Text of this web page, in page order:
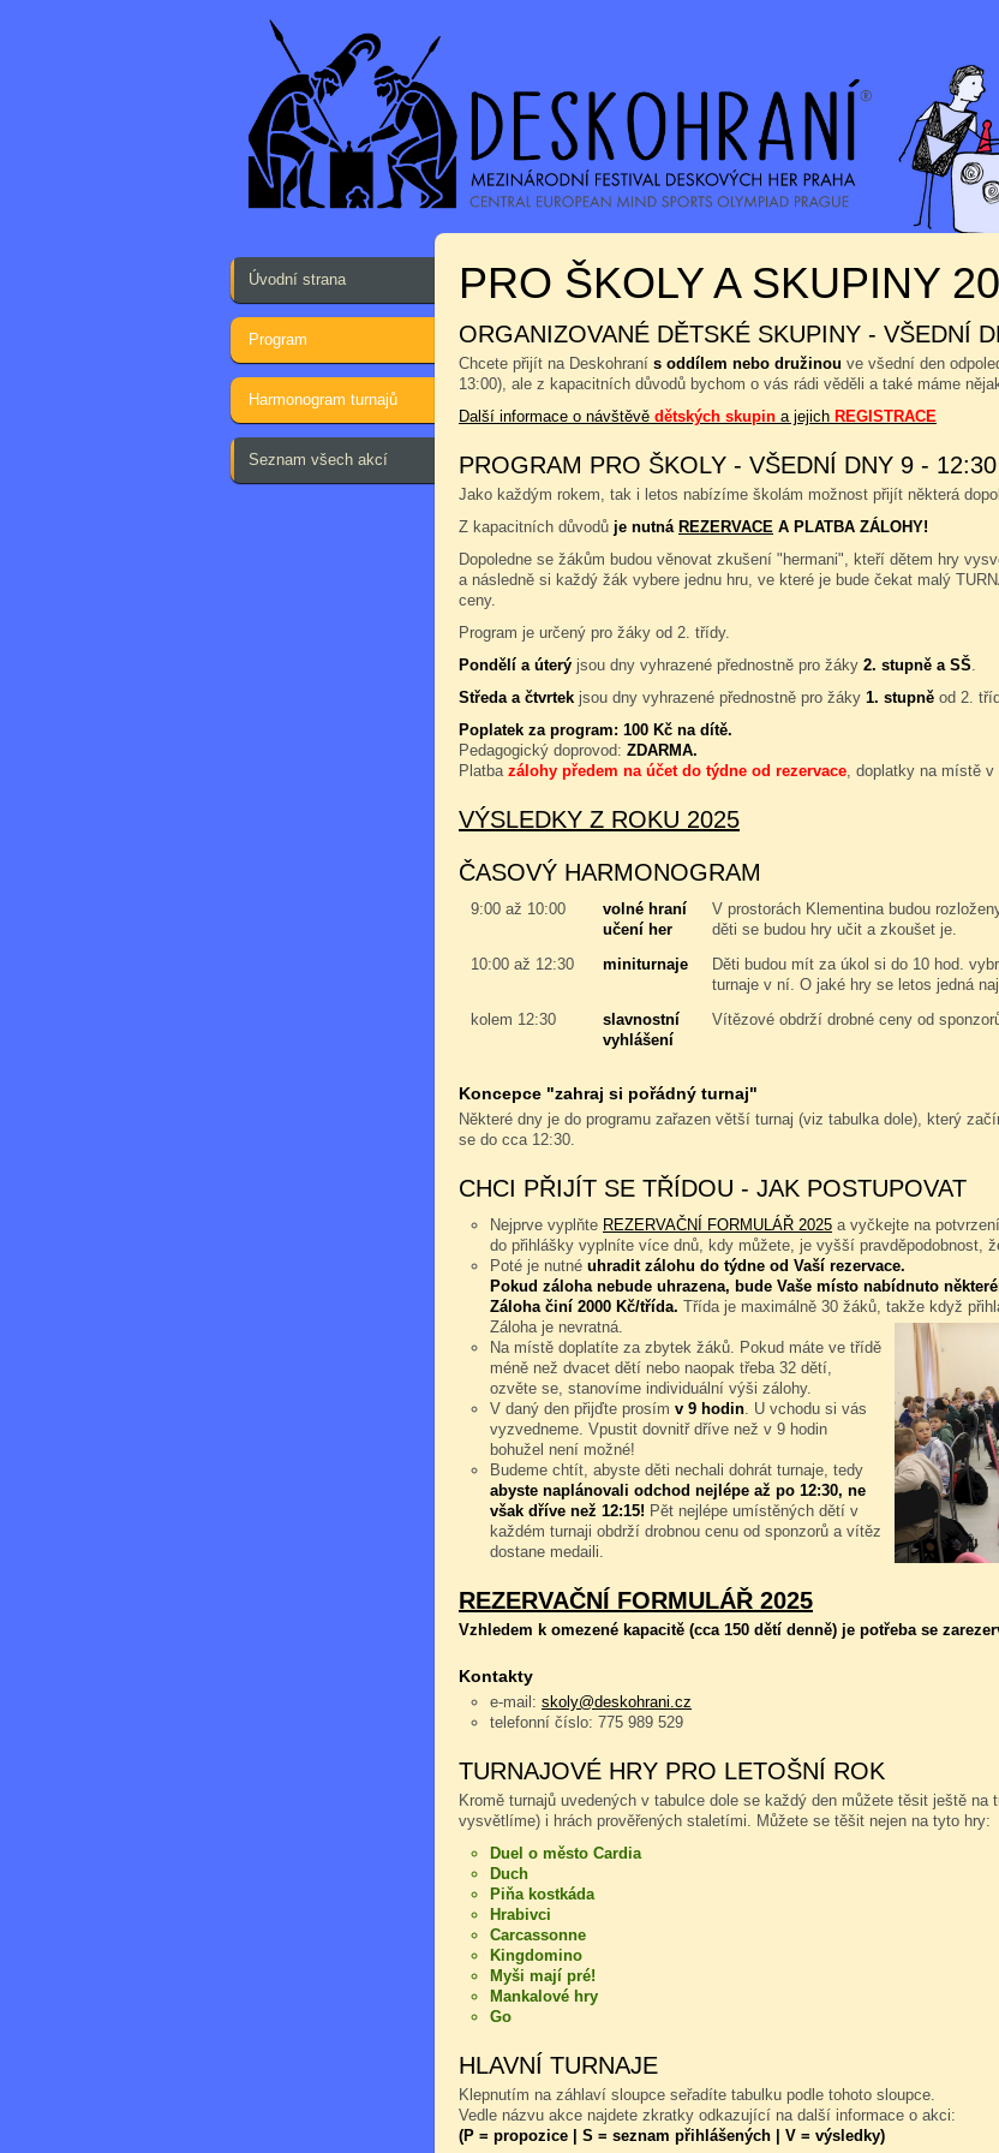
Úvodní strana
Program
Harmonogram turnajů
Seznam všech akcí
PRO ŠKOLY A SKUPINY
ORGANIZOVANÉ DĚTSKÉ SKUPINY - VŠEDNÍ
Chcete přijít na Deskohraní s oddílem nebo družinou ve všední den
13:00), ale z kapacitních důvodů bychom o vás rádi věděli a také máme
Další informace o návštěvě dětských skupin a jejich REGISTRACE
PROGRAM PRO ŠKOLY - VŠEDNÍ DNY 9 - 12:30
Jako každým rokem, tak i letos nabízíme školám možnost přijít některá
Z kapacitních důvodů je nutná REZERVACE A PLATBA ZÁLOHY!
Dopoledne se žákům budou věnovat zkušení "hermani", kteří dětem hry
a následně si každý žák vybere jednu hru, ve které je bude čekat malý
ceny.
Program je určený pro žáky od 2. třídy.
Pondělí a úterý jsou dny vyhrazené přednostně pro žáky 2. stupně a SŠ.
Středa a čtvrtek jsou dny vyhrazené přednostně pro žáky 1. stupně od 2.
Poplatek za program: 100 Kč na dítě.
Pedagogický doprovod: ZDARMA.
Platba zálohy předem na účet do týdne od rezervace, doplatky na místě
VÝSLEDKY Z ROKU 2025
ČASOVÝ HARMONOGRAM
9:00 až 10:00
volné hraní
učení her
V prostorách Klementina budou
děti se budou hry učit a zkoušet je.
10:00 až 12:30
miniturnaje
Děti budou mít za úkol si do 10 hod.
turnaje v ní. O jaké hry se letos jedná
kolem 12:30
slavnostní
vyhlášení
Vítězové obdrží drobné ceny od
Koncepce "zahraj si pořádný turnaj"
Některé dny je do programu zařazen větší turnaj (viz tabulka dole), který
se do cca 12:30.
CHCI PŘIJÍT SE TŘÍDOU - JAK POSTUPOVAT
Nejprve vyplňte REZERVAČNÍ FORMULÁŘ 2025 a vyčkejte na
do přihlášky vyplníte více dnů, kdy můžete, je vyšší pravděpodobnost,
Poté je nutné uhradit zálohu do týdne od Vaší rezervace.
Pokud záloha nebude uhrazena, bude Vaše místo nabídnuto
Záloha činí 2000 Kč/třída. Třída je maximálně 30 žáků, takže když
Záloha je nevratná.
Na místě doplatíte za zbytek žáků. Pokud máte ve třídě
méně než dvacet dětí nebo naopak třeba 32 dětí,
ozvěte se, stanovíme individuální výši zálohy.
V daný den přijďte prosím v 9 hodin. U vchodu si vás
vyzvedneme. Vpustit dovnitř dříve než v 9 hodin
bohužel není možné!
Budeme chtít, abyste děti nechali dohrát turnaje, tedy
abyste naplánovali odchod nejlépe až po 12:30, ne
však dříve než 12:15! Pět nejlépe umístěných dětí v
každém turnaji obdrží drobnou cenu od sponzorů a vítěz
dostane medaili.
REZERVAČNÍ FORMULÁŘ 2025
Vzhledem k omezené kapacitě (cca 150 dětí denně) je potřeba se
Kontakty
e-mail: skoly@deskohrani.cz
telefonní číslo: 775 989 529
TURNAJOVÉ HRY PRO LETOŠNÍ ROK
Kromě turnajů uvedených v tabulce dole se každý den můžete těsit ještě
vysvětlíme) i hrách prověřených staletími. Můžete se těšit nejen na tyto hry:
Duel o město Cardia
Duch
Piňa kostkáda
Hrabivci
Carcassonne
Kingdomino
Myši mají pré!
Mankalové hry
Go
HLAVNÍ TURNAJE
Klepnutím na záhlaví sloupce seřadíte tabulku podle tohoto sloupce.
Vedle názvu akce najdete zkratky odkazující na další informace o akci:
(P = propozice | S = seznam přihlášených | V = výsledky)